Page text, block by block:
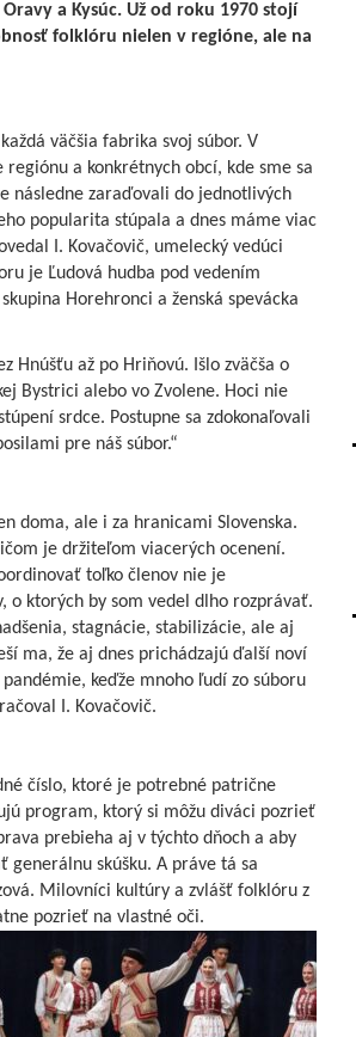
a Kysúc. Už od roku 1970 stojí
folklóru nielen v regióne, ale na
väčšia fabrika svoj súbor. V
a konkrétnych obcí, kde sme sa
následne zaraďovali do jednotlivých
popularita stúpala a dnes máme viac
I. Kovačovič, umelecký vedúci
je Ľudová hudba pod vedením
Horehronci a ženská spevácka
Hnúšťu až po Hriňovú. Išlo zväčša o
Bystrici alebo vo Zvolene. Hoci nie
srdce. Postupne sa zdokonaľovali
pre náš súbor.“
doma, ale i za hranicami Slovenska.
je držiteľom viacerých ocenení.
toľko členov nie je
o ktorých by som vedel dlho rozprávať.
stagnácie, stabilizácie, ale aj
ma, že aj dnes prichádzajú ďalší noví
keďže mnoho ľudí zo súboru
I. Kovačovič.
číslo, ktoré je potrebné patrične
program, ktorý si môžu diváci pozrieť
prebieha aj v týchto dňoch a aby
generálnu skúšku. A práve tá sa
Milovníci kultúry a zvlášť folklóru z
pozrieť na vlastné oči.